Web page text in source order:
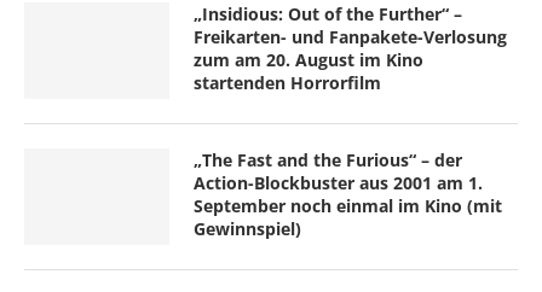
„Insidious: Out of the Further“ –
Freikarten- und Fanpakete-Verlosung
zum am 20. August im Kino
startenden Horrorfilm
„The Fast and the Furious“ – der
Action-Blockbuster aus 2001 am 1.
September noch einmal im Kino (mit
Gewinnspiel)